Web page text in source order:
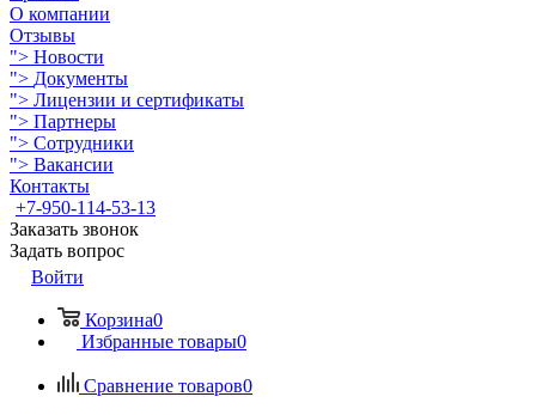
О компании
Отзывы
"> Новости
"> Документы
"> Лицензии и сертификаты
"> Партнеры
"> Сотрудники
"> Вакансии
Контакты
+7-950-114-53-13
Заказать звонок
Задать вопрос
Войти
Корзина0
Избранные товары0
Сравнение товаров0